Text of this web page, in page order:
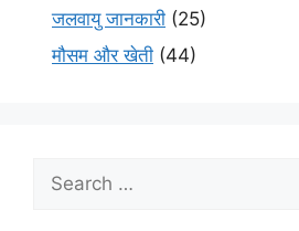
जलवायु जानकारी (25)
मौसम और खेती (44)